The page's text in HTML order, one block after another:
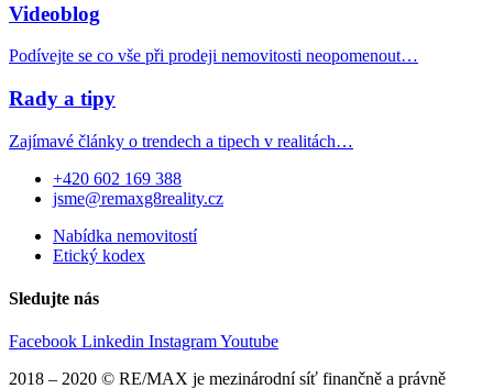
Videoblog
Podívejte se co vše při prodeji nemovitosti neopomenout…
Rady a tipy
Zajímavé články o trendech a tipech v realitách…
+420 602 169 388
jsme@remaxg8reality.cz
Nabídka nemovitostí
Etický kodex
Sledujte nás
Facebook Linkedin InstagramYoutube
2018 – 2020 © RE/MAX je mezinárodní síť finančně a právně